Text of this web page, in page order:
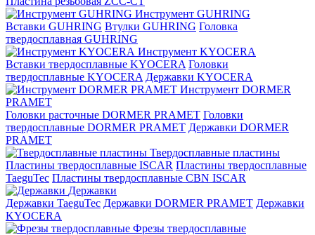
Инструмент GUHRING
Вставки GUHRING Втулки GUHRING Головка
твердосплавная GUHRING
Инструмент KYOCERA
Вставки твердосплавные KYOCERA Головки
твердосплавные KYOCERA Державки KYOCERA
Инструмент DORMER
PRAMET
Головки расточные DORMER PRAMET Головки
твердосплавные DORMER PRAMET Державки DORMER
PRAMET
Твердосплавные пластины
Пластины твердосплавные ISCAR Пластины твердосплавные
TaeguTec Пластины твердосплавные CBN ISCAR
Державки
Державки TaeguTec Державки DORMER PRAMET Державки
KYOCERA
Фрезы твердосплавные